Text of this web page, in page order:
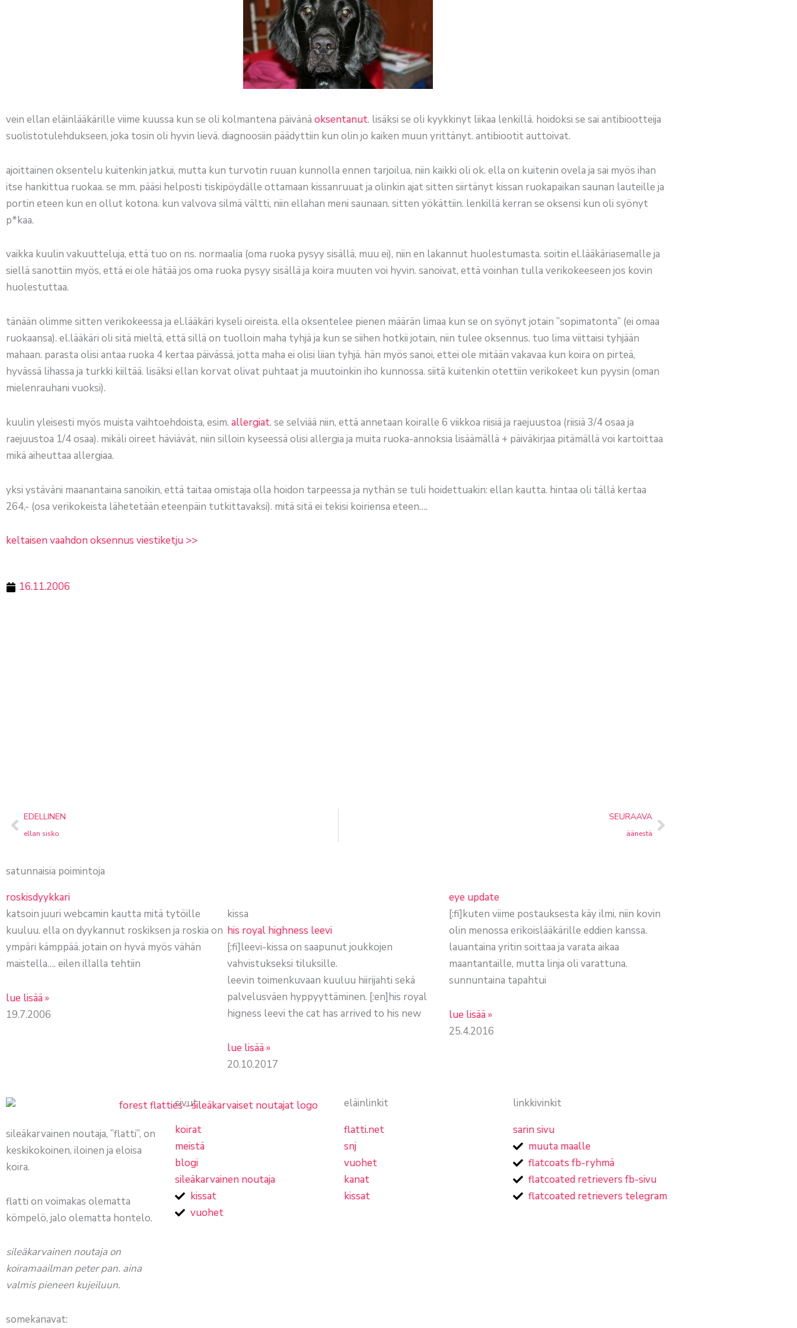
vein ellan eläinlääkärille viime kuussa kun se oli kolmantena päivänä oksentanut. lisäksi se oli kyykkinyt liikaa lenkillä. hoidoksi se sai antibiootteija
suolistotulehdukseen, joka tosin oli hyvin lievä. diagnoosiin päädyttiin kun olin jo kaiken muun yrittänyt. antibiootit auttoivat.
ajoittainen oksentelu kuitenkin jatkui, mutta kun turvotin ruuan kunnolla ennen tarjoilua, niin kaikki oli ok. ella on kuitenin ovela ja sai myös ihan
itse hankittua ruokaa. se mm. pääsi helposti tiskipöydälle ottamaan kissanruuat ja olinkin ajat sitten siirtänyt kissan ruokapaikan saunan lauteille ja
portin eteen kun en ollut kotona. kun valvova silmä vältti, niin ellahan meni saunaan. sitten yökättiin. lenkillä kerran se oksensi kun oli syönyt
p*kaa.
vaikka kuulin vakuutteluja, että tuo on ns. normaalia (oma ruoka pysyy sisällä, muu ei), niin en lakannut huolestumasta. soitin el.lääkäriasemalle ja
siellä sanottiin myös, että ei ole hätää jos oma ruoka pysyy sisällä ja koira muuten voi hyvin. sanoivat, että voinhan tulla verikokeeseen jos kovin
huolestuttaa.
tänään olimme sitten verikokeessa ja el.lääkäri kyseli oireista. ella oksentelee pienen määrän limaa kun se on syönyt jotain ”sopimatonta” (ei omaa
ruokaansa). el.lääkäri oli sitä mieltä, että sillä on tuolloin maha tyhjä ja kun se siihen hotkii jotain, niin tulee oksennus. tuo lima viittaisi tyhjään
mahaan. parasta olisi antaa ruoka 4 kertaa päivässä, jotta maha ei olisi liian tyhjä. hän myös sanoi, ettei ole mitään vakavaa kun koira on pirteä,
hyvässä lihassa ja turkki kiiltää. lisäksi ellan korvat olivat puhtaat ja muutoinkin iho kunnossa. siitä kuitenkin otettiin verikokeet kun pyysin (oman
mielenrauhani vuoksi).
kuulin yleisesti myös muista vaihtoehdoista, esim. allergiat. se selviää niin, että annetaan koiralle 6 viikkoa riisiä ja raejuustoa (riisiä 3/4 osaa ja
raejuustoa 1/4 osaa). mikäli oireet häviävät, niin silloin kyseessä olisi allergia ja muita ruoka-annoksia lisäämällä + päiväkirjaa pitämällä voi kartoittaa
mikä aiheuttaa allergiaa.
yksi ystäväni maanantaina sanoikin, että taitaa omistaja olla hoidon tarpeessa ja nythän se tuli hoidettuakin: ellan kautta. hintaa oli tällä kertaa
264,- (osa verikokeista lähetetään eteenpäin tutkittavaksi). mitä sitä ei tekisi koiriensa eteen….
keltaisen vaahdon oksennus viestiketju >>
16.11.2006
prev
EDELLINEN
ellan sisko
SEURAAVA
äänestä
next
satunnaisia poimintoja
roskisdyykkari
katsoin juuri webcamin kautta mitä tytöille
kuuluu. ella on dyykannut roskiksen ja roskia on
ympäri kämppää. jotain on hyvä myös vähän
maistella…. eilen illalla tehtiin
lue lisää »
19.7.2006
kissa
his royal highness leevi
[:fi]leevi-kissa on saapunut joukkojen
vahvistukseksi tiluksille.
leevin toimenkuvaan kuuluu hiirijahti sekä
palvelusväen hyppyyttäminen. [:en]his royal
higness leevi the cat has arrived to his new
lue lisää »
20.10.2017
eye update
[:fi]kuten viime postauksesta käy ilmi, niin kovin
olin menossa erikoislääkärille eddien kanssa.
lauantaina yritin soittaa ja varata aikaa
maantantaille, mutta linja oli varattuna.
sunnuntaina tapahtui
lue lisää »
25.4.2016
sileäkarvainen noutaja, ”flatti”, on
keskikokoinen, iloinen ja eloisa
koira.
flatti on voimakas olematta
kömpelö, jalo olematta hontelo.
sileäkarvainen noutaja on
koiramaailman peter pan. aina
valmis pieneen kujeiluun.
somekanavat:
sivut
koirat
meistä
blogi
sileäkarvainen noutaja
kissat
vuohet
eläinlinkit
flatti.net
snj
vuohet
kanat
kissat
linkkivinkit
sarin sivu
muuta maalle
flatcoats fb-ryhmä
flatcoated retrievers fb-sivu
flatcoated retrievers telegram